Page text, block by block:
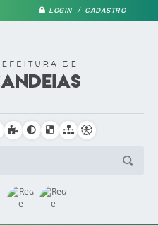
LOGIN / CADASTRO